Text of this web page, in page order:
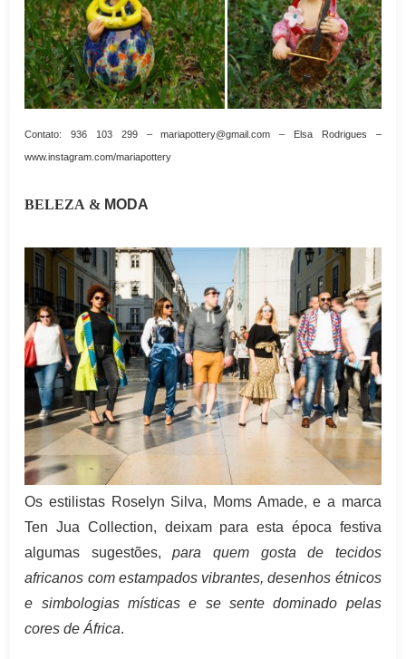
Contato: 936 103 299 – mariapottery@gmail.com – Elsa Rodrigues –
www.instagram.com/mariapottery
BELEZA & MODA
Os estilistas Roselyn Silva, Moms Amade, e a marca
Ten Jua Collection, deixam para esta época festiva
algumas sugestões,para quem gosta de tecidos
africanos com estampados vibrantes, desenhos étnicos
e simbologias místicas e se sente dominado pelas
cores de África.